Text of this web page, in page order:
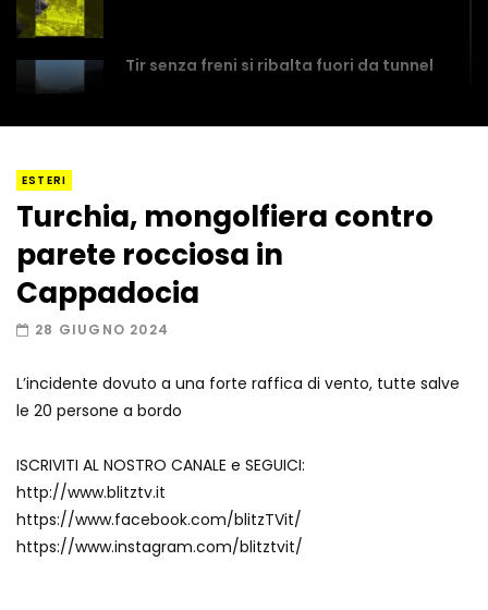
Tir senza freni si ribalta fuori da tunnel
Amiocuggino fa saltare in aria il drone
Record di baci in 30 secondi
Due navi USA si scontrano in mare
ESTERI
Turchia, mongolfiera contro
parete rocciosa in
Cappadocia
28 GIUGNO 2024
L’incidente dovuto a una forte raffica di vento, tutte salve
le 20 persone a bordo
ISCRIVITI AL NOSTRO CANALE e SEGUICI:
http://www.blitztv.it
https://www.facebook.com/blitzTVit/
https://www.instagram.com/blitztvit/